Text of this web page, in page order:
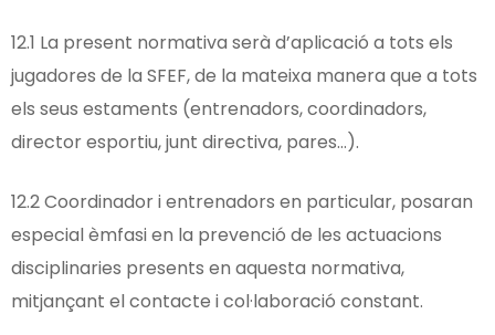
12.1 La present normativa serà d’aplicació a tots els
jugadores de la SFEF, de la mateixa manera que a tots
els seus estaments (entrenadors, coordinadors,
director esportiu, junt directiva, pares…).
12.2 Coordinador i entrenadors en particular, posaran
especial èmfasi en la prevenció de les actuacions
disciplinaries presents en aquesta normativa,
mitjançant el contacte i col·laboració constant.